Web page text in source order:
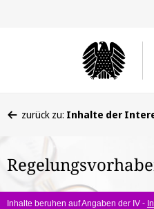
befinden
hier:
zurück zu: Inhalte der
Inhalte beruhen auf Angaben der IV -